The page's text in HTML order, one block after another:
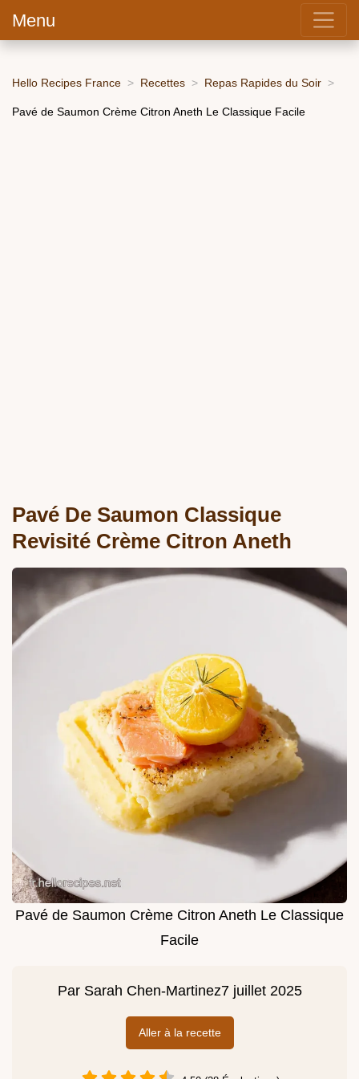
Menu
Hello Recipes France Recettes Repas Rapides du Soir
Pavé de Saumon Crème Citron Aneth Le Classique Facile
Pavé De Saumon Classique
Revisité Crème Citron Aneth
Pavé de Saumon Crème Citron Aneth Le Classique
Facile
Par Sarah Chen-Martinez7 juillet 2025
Aller à la recette